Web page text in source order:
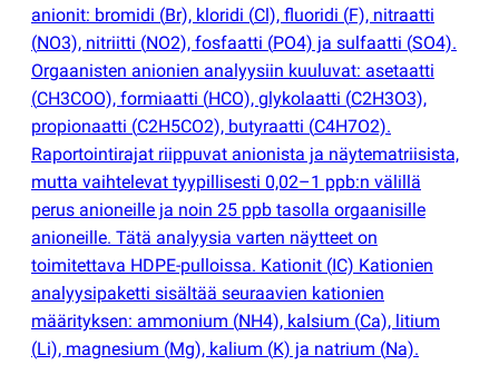
anionit: bromidi (Br), kloridi (Cl), fluoridi (F), nitraatti
(NO3), nitriitti (NO2), fosfaatti (PO4) ja sulfaatti (SO4).
Orgaanisten anionien analyysiin kuuluvat: asetaatti
(CH3COO), formiaatti (HCO), glykolaatti (C2H3O3),
propionaatti (C2H5CO2), butyraatti (C4H7O2).
Raportointirajat riippuvat anionista ja näytematriisista,
mutta vaihtelevat tyypillisesti 0,02–1 ppb:n välillä
perus anioneille ja noin 25 ppb tasolla orgaanisille
anioneille. Tätä analyysia varten näytteet on
toimitettava HDPE-pulloissa. Kationit (IC) Kationien
analyysipaketti sisältää seuraavien kationien
määrityksen: ammonium (NH4), kalsium (Ca), litium
(Li), magnesium (Mg), kalium (K) ja natrium (Na).